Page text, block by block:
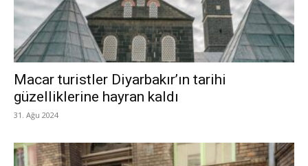
Macar turistler Diyarbakır’ın tarihi
güzelliklerine hayran kaldı
31. Ağu 2024